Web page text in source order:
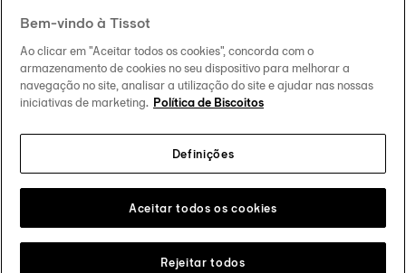
Help and contacts
Our commitments
Follow us on social media
Change country Tissot Copyrights 2026
Bem-vindo à Tissot
Ao clicar em "Aceitar todos os cookies", concorda com o
armazenamento de cookies no seu dispositivo para melhorar a
navegação no site, analisar a utilização do site e ajudar nas nossas
iniciativas de marketing. Política de Biscoitos
Definições
Rejeitar todos
Aceitar todos os cookies